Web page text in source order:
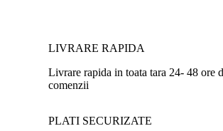
LIVRARE RAPIDA
Livrare rapida in toata tara 24- 48 ore
comenzii
PLATI SECURIZATE